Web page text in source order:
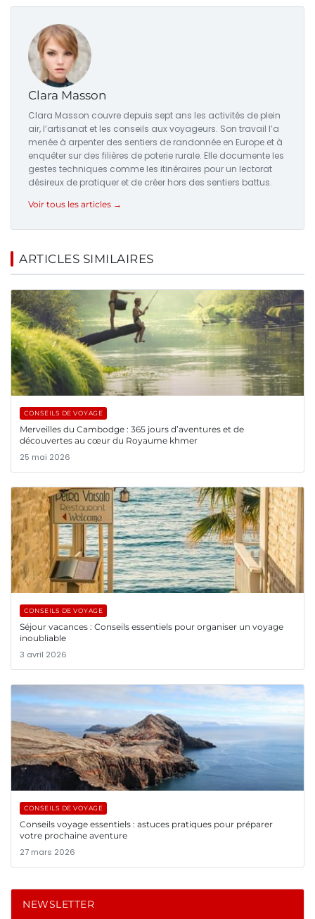
Clara Masson
Clara Masson couvre depuis sept ans les activités de plein
air, l’artisanat et les conseils aux voyageurs. Son travail l’a
menée à arpenter des sentiers de randonnée en Europe et à
enquêter sur des filières de poterie rurale. Elle documente les
gestes techniques comme les itinéraires pour un lectorat
désireux de pratiquer et de créer hors des sentiers battus.
Voir tous les articles →
ARTICLES SIMILAIRES
CONSEILS DE VOYAGE
Merveilles du Cambodge : 365 jours d’aventures et de
découvertes au cœur du Royaume khmer
25 mai 2026
CONSEILS DE VOYAGE
Séjour vacances : Conseils essentiels pour organiser un voyage
inoubliable
3 avril 2026
CONSEILS DE VOYAGE
Conseils voyage essentiels : astuces pratiques pour préparer
votre prochaine aventure
27 mars 2026
NEWSLETTER